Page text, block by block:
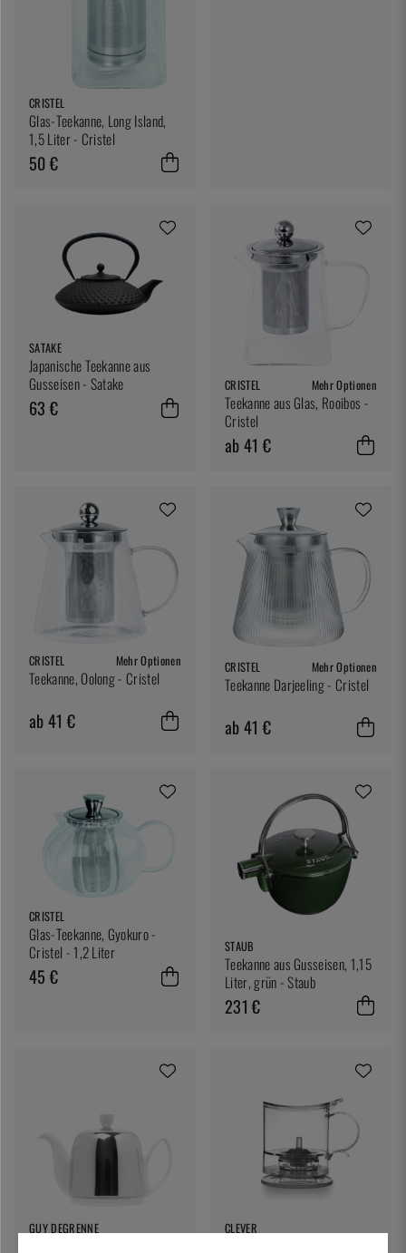
CRISTEL
Glas-Teekanne, Long Island,
1,5 Liter - Cristel
50 €
SATAKE
Japanische Teekanne aus
Gusseisen - Satake
63 €
CRISTEL Mehr Optionen
Teekanne aus Glas, Rooibos -
Cristel
ab 41 €
CRISTEL Mehr Optionen
Teekanne, Oolong - Cristel
ab 41 €
CRISTEL Mehr Optionen
Teekanne Darjeeling - Cristel
ab 41 €
CRISTEL
Glas-Teekanne, Gyokuro -
Cristel - 1,2 Liter
45 €
STAUB
Teekanne aus Gusseisen, 1,15
Liter, grün - Staub
231 €
GUY DEGRENNE CLEVER